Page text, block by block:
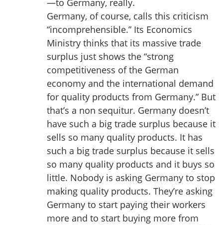
—to Germany, really.
Germany, of course, calls this criticism
“incomprehensible.” Its Economics
Ministry thinks that its massive trade
surplus just shows the “strong
competitiveness of the German
economy and the international demand
for quality products from Germany.” But
that’s a non sequitur. Germany doesn’t
have such a big trade surplus because it
sells so many quality products. It has
such a big trade surplus because it sells
so many quality products and it buys so
little. Nobody is asking Germany to stop
making quality products. They’re asking
Germany to start paying their workers
more and to start buying more from